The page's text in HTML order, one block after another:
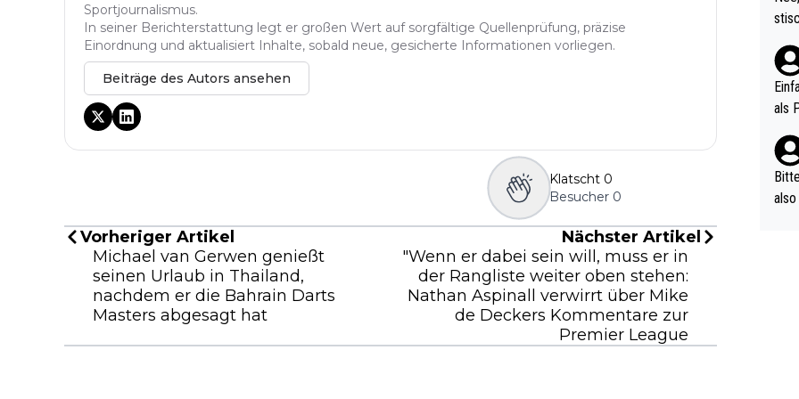
Sportjournalismus.
In seiner Berichterstattung legt er großen Wert auf sorgfältige Quellenprüfung, präzise
Einordnung und aktualisiert Inhalte, sobald neue, gesicherte Informationen vorliegen.
Beiträge des Autors ansehen
Klatscht 0
Besucher 0
Vorheriger Artikel
Michael van Gerwen genießt
seinen Urlaub in Thailand,
nachdem er die Bahrain Darts
Masters abgesagt hat
Nächster Artikel
"Wenn er dabei sein will, muss er in
der Rangliste weiter oben stehen:
Nathan Aspinall verwirrt über Mike
de Deckers Kommentare zur
Premier League
(in
als
nes
ttler
vV
als